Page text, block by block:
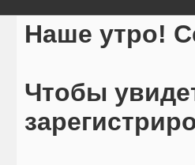
Наше утро!
Чтобы